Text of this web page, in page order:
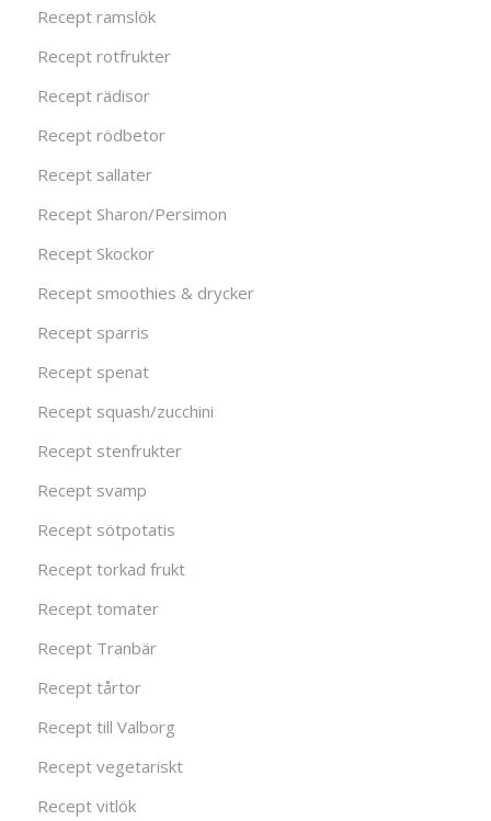
Recept ramslök
Recept rotfrukter
Recept rädisor
Recept rödbetor
Recept sallater
Recept Sharon/Persimon
Recept Skockor
Recept smoothies & drycker
Recept sparris
Recept spenat
Recept squash/zucchini
Recept stenfrukter
Recept svamp
Recept sötpotatis
Recept torkad frukt
Recept tomater
Recept Tranbär
Recept tårtor
Recept till Valborg
Recept vegetariskt
Recept vitlök